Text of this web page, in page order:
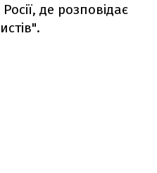
де розповідає